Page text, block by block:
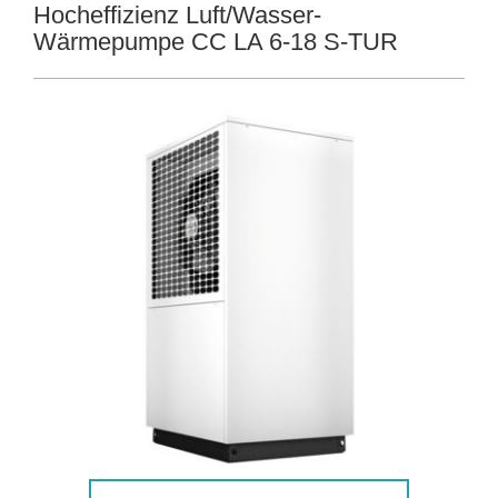
Hocheffizienz Luft/Wasser-
Wärmepumpe CC LA 6-18 S-TUR